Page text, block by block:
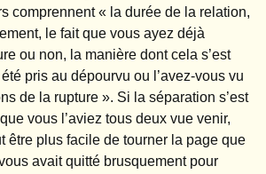
comprennent « la durée de la relation,
le fait que vous ayez déjà
ou non, la manière dont cela s’est
pris au dépourvu ou l’avez-vous vu
de la rupture ». Si la séparation s’est
vous l’aviez tous deux vue venir,
être plus facile de tourner la page que
avait quitté brusquement pour